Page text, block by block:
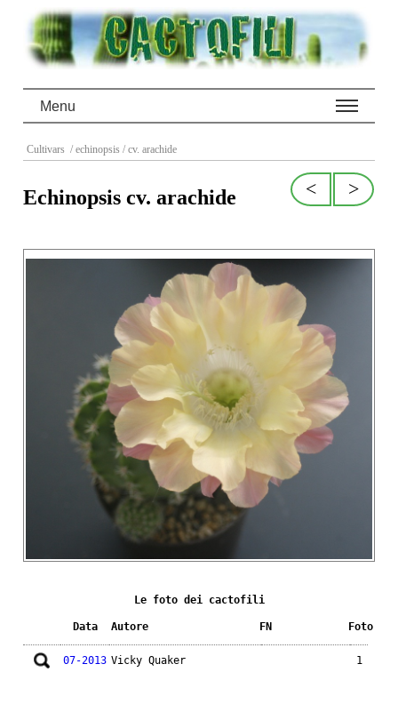
Menu
Cultivars / echinopsis / cv. arachide
>
<
Echinopsis cv. arachide
Le foto dei cactofili
Data Autore FN Foto
07-2013 Vicky Quaker 1